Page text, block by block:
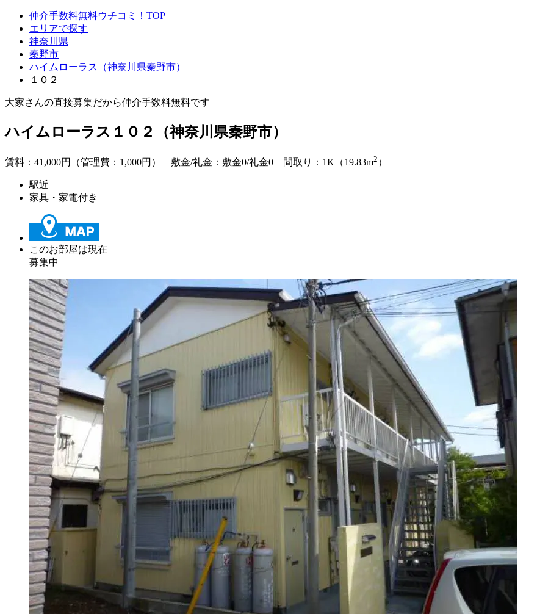
仲介手数料無料ウチコミ！TOP
エリアで探す
神奈川県
秦野市
ハイムローラス（神奈川県秦野市）
１０２
大家さんの直接募集だから仲介手数料無料です
ハイムローラス１０２（神奈川県秦野市）
賃料： 41,000円（管理費：1,000円） 敷金/礼金： 敷金0/礼金0 間取り：1K（19.83m2 ）
駅近
家具・家電付き
このお部屋は現在
募集中